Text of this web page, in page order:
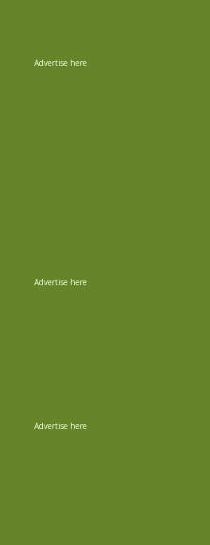
Advertise here
Advertise here
Advertise here